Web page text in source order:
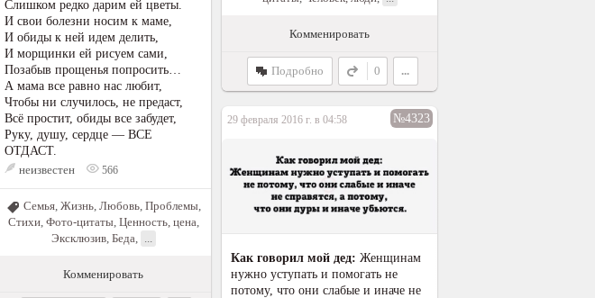
Слишком редко дарим ей цветы.
И свои болезни носим к маме,
И обиды к ней идем делить,
И морщинки ей рисуем сами,
Позабыв прощенья попросить…
А мама все равно нас любит,
Чтобы ни случилось, не предаст,
Всё простит, обиды все забудет,
Руку, душу, сердце — ВСЕ
ОТДАСТ.
неизвестен
566
Семья, Жизнь, Любовь, Проблемы,
Стихи, Фото-цитаты, Ценность, цена
Эксклюзив, Беда
Комменировать
Комменировать
Подробно 0 ...
29 февраля 2016 г. в 04:58 №4323
Как говорил мой дед: Женщинам
нужно уступать и помогать не
потому, что они слабые и иначе не